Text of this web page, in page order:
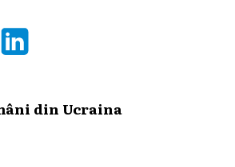
din Ucraina